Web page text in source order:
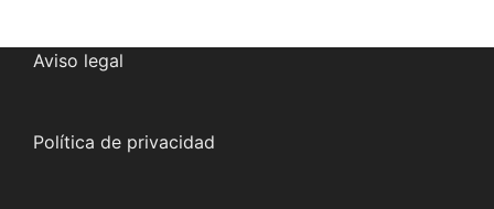
Aviso legal
Política de privacidad